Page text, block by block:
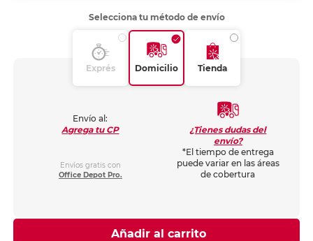
Selecciona tu método de envío
Exprés Domicilio Tienda
Envío al:
Agrega tu CP
Envíos gratis con
Office Depot Pro.
¿Tienes dudas del
envío?
*El tiempo de entrega
puede variar en las áreas
de cobertura
Añadir al carrito